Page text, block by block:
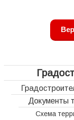
Документы
Схема